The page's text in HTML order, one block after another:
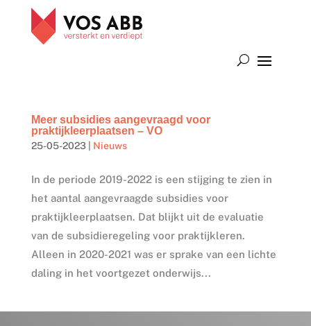
Meer subsidies aangevraagd voor
praktijkleerplaatsen – VO
25-05-2023| Nieuws
In de periode 2019-2022 is een stijging te zien in
het aantal aangevraagde subsidies voor
praktijkleerplaatsen. Dat blijkt uit de evaluatie
van de subsidieregeling voor praktijkleren.
Alleen in 2020-2021 was er sprake van een lichte
daling in het voortgezet onderwijs...